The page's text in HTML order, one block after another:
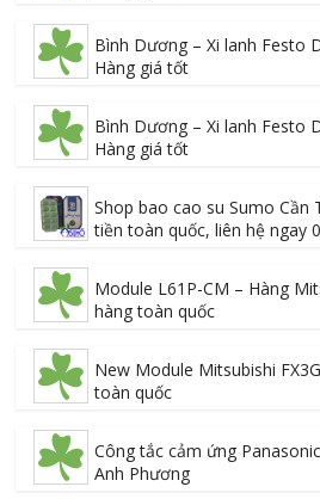
Bình Dương – Xi lanh Festo
Hàng giá tốt
Bình Dương – Xi lanh Festo
Hàng giá tốt
Shop bao cao su Sumo Cần
tiền toàn quốc, liên hệ ngay
Module L61P-CM – Hàng
hàng toàn quốc
New Module Mitsubishi
toàn quốc
Công tắc cảm ứng
Anh Phương